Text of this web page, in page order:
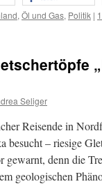
, Öl und Gas, Politik |
Seliger
Reisende in
besucht – riesige
denn die
geologischen